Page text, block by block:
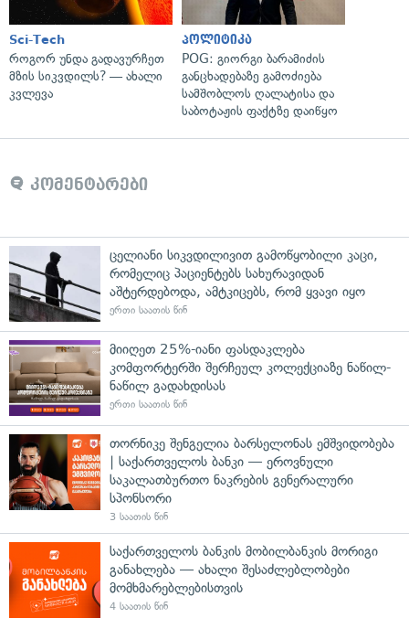
Sci-Tech
როგორ უნდა გადავურჩეთ
მზის სიკვდილს? — ახალი
კვლევა
პოლიტიკა
POG: გიორგი ბარამიძის
განცხადებაზე გამოძიება
სამშობლოს ღალატისა და
საბოტაჟის ფაქტზე დაიწყო
კომენტარები
ცელიანი სიკვდილივით გამოწყობილი კაცი,
რომელიც პაციენტებს სახურავიდან
აშტერდებოდა, ამტკიცებს, რომ ყვავი იყო
ერთი საათის წინ
მიიღეთ 25%-იანი ფასდაკლება
კომფორტერში შერჩეულ კოლექციაზე ნაწილ-
ნაწილ გადახდისას
ერთი საათის წინ
თორნიკე შენგელია ბარსელონას ემშვიდობება
| საქართველოს ბანკი — ეროვნული
საკალათბურთო ნაკრების გენერალური
სპონსორი
3 საათის წინ
საქართველოს ბანკის მობილბანკის მორიგი
განახლება — ახალი შესაძლებლობები
მომხმარებლებისთვის
4 საათის წინ